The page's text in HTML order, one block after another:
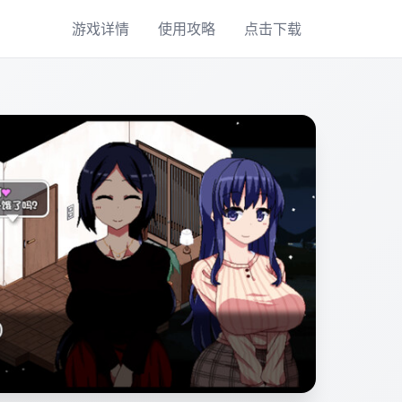
游戏详情 使用攻略 点击下载